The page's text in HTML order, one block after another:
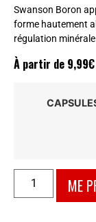
Swanson Boron
forme hautement
régulation
À partir de 9,99€
ME